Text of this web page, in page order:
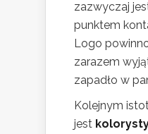
zazwyczaj
punktem
Logo
zarazem
zapadło w
Kolejnym
jest